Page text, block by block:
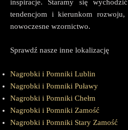
inspiracje. Staramy się
tendencjom i kierunkom rozwoju,
nowoczesne wzornictwo.
Sprawdź nasze inne lokalizację
Nagrobki i Pomniki Lublin
Nagrobki i Pomniki Puławy
Nagrobki i Pomniki Chełm
Nagrobki i Pomniki Zamość
Nagrobki i Pomniki Stary Zamość